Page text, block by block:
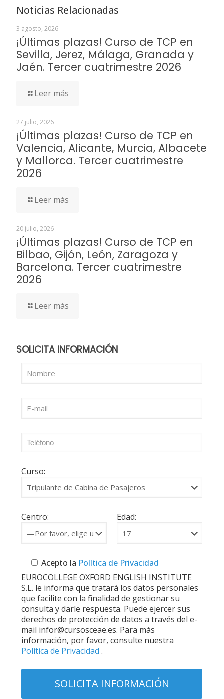
Noticias Relacionadas
3 agosto, 2026
¡Últimas plazas! Curso de TCP en
Sevilla, Jerez, Málaga, Granada y
Jaén. Tercer cuatrimestre 2026
Leer más
27 julio, 2026
¡Últimas plazas! Curso de TCP en
Valencia, Alicante, Murcia, Albacete
y Mallorca. Tercer cuatrimestre
2026
Leer más
20 julio, 2026
¡Últimas plazas! Curso de TCP en
Bilbao, Gijón, León, Zaragoza y
Barcelona. Tercer cuatrimestre
2026
Leer más
SOLICITA INFORMACIÓN
Curso:
Centro: Edad:
Acepto la Política de Privacidad
EUROCOLLEGE OXFORD ENGLISH INSTITUTE
S.L. le informa que tratará los datos personales
que facilite con la finalidad de gestionar su
consulta y darle respuesta. Puede ejercer sus
derechos de protección de datos a través del e-
mail infor@cursosceae.es. Para más
información, por favor, consulte nuestra
Política de Privacidad .